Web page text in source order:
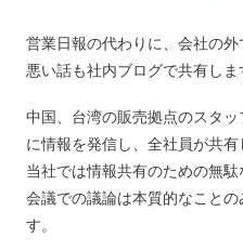
営業日報の代わりに、会社の
悪い話も社内ブログで共有しま
中国、台湾の販売拠点のスタ
に情報を発信し、全社員が共有
当社では情報共有のための無駄
会議での議論は本質的なこと
す。